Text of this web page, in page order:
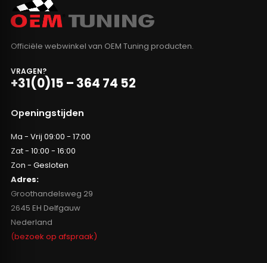
Officiële webwinkel van OEM Tuning producten.
VRAGEN?
+31(0)15 – 364 74 52
Openingstijden
Ma - Vrij 09:00 - 17:00
Zat - 10:00 - 16:00
Zon - Gesloten
Adres:
Groothandelsweg 29
2645 EH Delfgauw
Nederland
(bezoek op afspraak)